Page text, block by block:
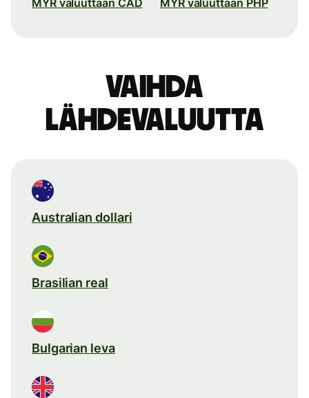
Vaihda
lähdevaluutta
Australian dollari
Brasilian real
Bulgarian leva